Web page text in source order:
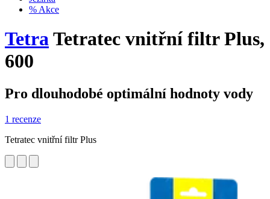
% Akce
TetraTetratec vnitřní filtr Plus,
600
Pro dlouhodobé optimální hodnoty vody
1 recenze
Tetratec vnitřní filtr Plus